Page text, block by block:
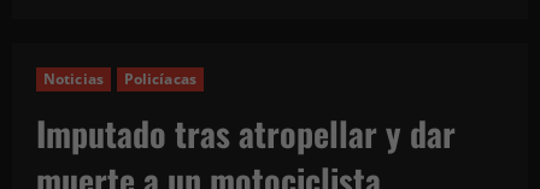
Noticias Policíacas
Imputado tras atropellar y dar